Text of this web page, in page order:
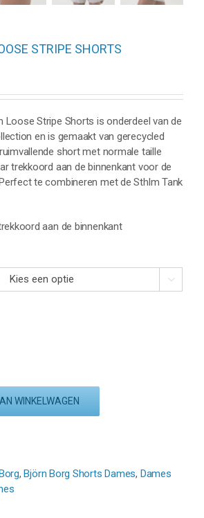
STRIPE SHORTS
Loose Stripe Shorts is onderdeel van de
en is gemaakt van gerecycled
short met normale taille
trekkoord aan de binnenkant voor de
te combineren met de Sthlm Tank
aan de binnenkant

WINKELWAGEN
,Björn Borg Shorts Dames, Dames